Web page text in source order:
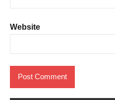
Website